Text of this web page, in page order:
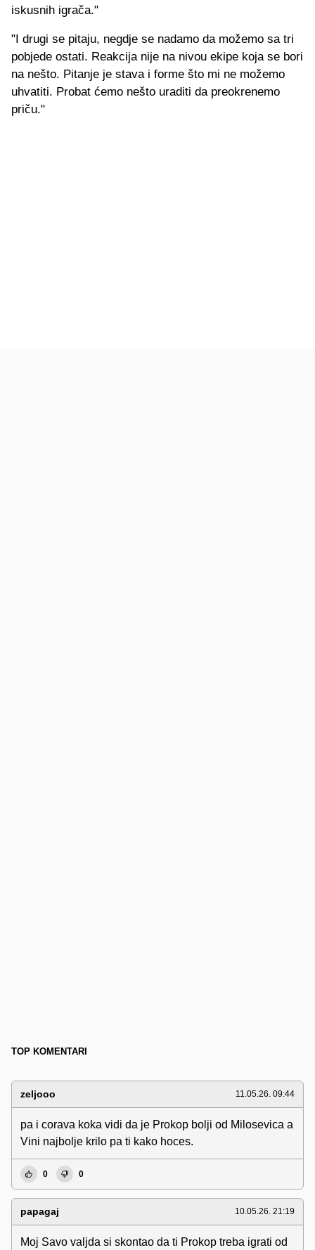
iskusnih igrača."
"I drugi se pitaju, negdje se nadamo da možemo sa tri
pobjede ostati. Reakcija nije na nivou ekipe koja se bori
na nešto. Pitanje je stava i forme što mi ne možemo
uhvatiti. Probat ćemo nešto uraditi da preokrenemo
priču."
TOP KOMENTARI
zeljooo 11.05.26. 09:44
pa i corava koka vidi da je Prokop bolji od Milosevica a
Vini najbolje krilo pa ti kako hoces.
0 0
papagaj 10.05.26. 21:19
Moj Savo valjda si skontao da ti Prokop treba igrati od